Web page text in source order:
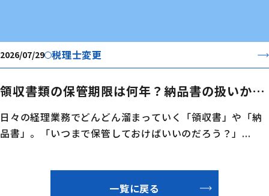
2026/07/29 税理士変更
領収書類の保管期限は何年？納品書の扱いから
日々の経理業務でどんどん溜まっていく「領収書」や「納
品書」。「いつまで保管しておけばいいのだろう？」...
一覧に戻る